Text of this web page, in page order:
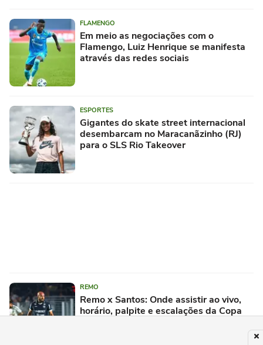
FLAMENGO
Em meio as negociações com o
Flamengo, Luiz Henrique se manifesta
através das redes sociais
ESPORTES
Gigantes do skate street internacional
desembarcam no Maracanãzinho (RJ)
para o SLS Rio Takeover
REMO
Remo x Santos: Onde assistir ao vivo,
horário, palpite e escalações da Copa